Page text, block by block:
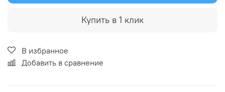
Купить в 1 клик
В избранное
Добавить в сравнение